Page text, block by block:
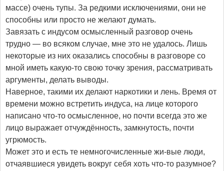
массе) очень тупы. За редкими исключениями, они не
способны или просто не желают думать.
Завязать с индусом осмысленный разговор очень
трудно — во всяком случае, мне это не удалось. Лишь
некоторые из них оказались способны в разговоре со
мной иметь какую-то свою точку зрения, рассматривать
аргументы, делать выводы.
Наверное, такими их делают наркотики и лень. Время от
времени можно встретить индуса, на лице которого
написано что-то осмысленное, но почти всегда это же
лицо выражает отчуждённость, замкнутость, почти
угрюмость.
Может это и есть те немногочисленные жи-вые люди,
отчаявшиеся увидеть вокруг себя хоть что-то разумное?